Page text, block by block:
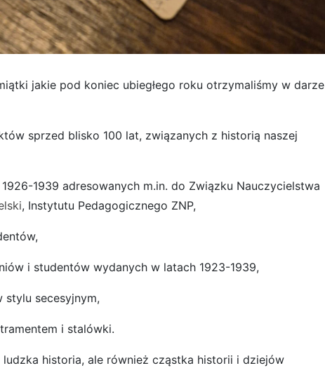
jakie pod koniec ubiegłego roku otrzymaliśmy w darze
sprzed blisko 100 lat, związanych z historią naszej
1939 adresowanych m.in. do Związku Nauczycielstwa
, Instytutu Pedagogicznego ZNP,
i studentów wydanych w latach 1923-1939,
stylu secesyjnym,
i stalówki.
historia, ale również cząstka historii i dziejów